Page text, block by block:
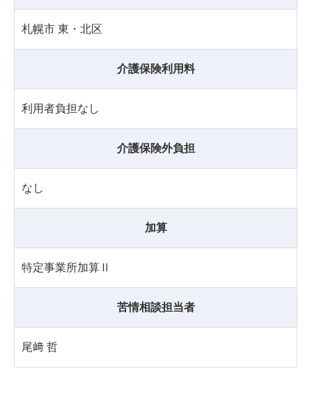
札幌市 東・北区
介護保険利用料
利用者負担なし
介護保険外負担
なし
加算
特定事業所加算Ⅱ
苦情相談担当者
尾﨑 哲